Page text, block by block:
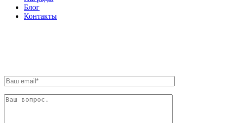
Блог
Контакты